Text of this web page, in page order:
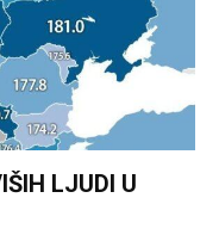
LJUDI U